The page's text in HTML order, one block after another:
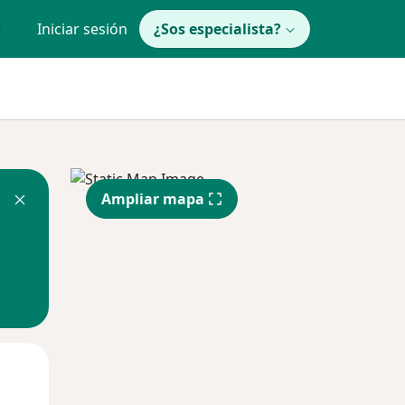
Iniciar sesión ¿Sos especialista?
Ampliar mapa